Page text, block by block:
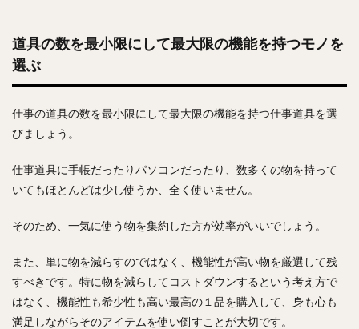
道具の数を最小限にして最大限の機能を持つモノを
選ぶ
仕事の道具の数を最小限にして最大限の機能を持つ仕事道具を選
びましょう。
仕事道具に手帳だったりパソコンだったり、数多くの物を持って
いてもほとんどは少し使うか、全く使いません。
そのため、一気に使う物を集約した方が効率がいいでしょう。
また、単に物を減らすのではなく、機能性が高い物を厳選して残
すべきです。特に物を減らしてコストダウンするという考え方で
はなく、機能性も希少性も高い最高の１品を購入して、身も心も
満足しながらそのアイテムを使い倒すことが大切です。